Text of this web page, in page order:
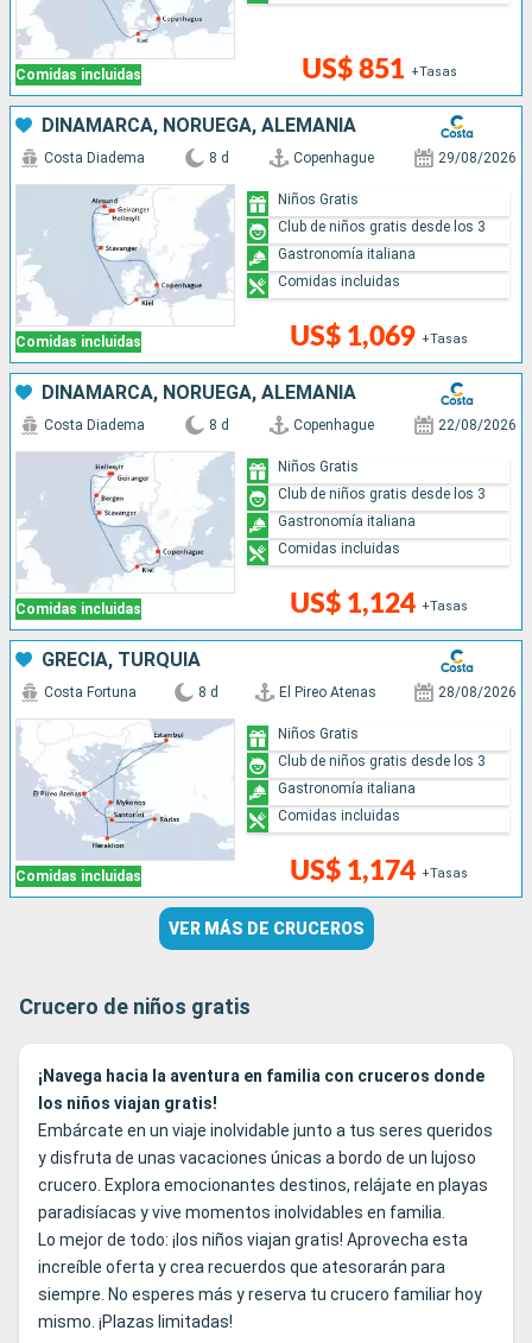
Comidas incluidas US$ 851 +Tasas
DINAMARCA, NORUEGA, ALEMANIA
Comidas incluidas
Costa Diadema 8 d Copenhague 29/08/2026
US$ 1,069 +Tasas
Niños Gratis
Club de niños gratis desde los 3
Gastronomía italiana
Comidas incluidas
DINAMARCA, NORUEGA, ALEMANIA
Comidas incluidas
Costa Diadema 8 d Copenhague 22/08/2026
US$ 1,124 +Tasas
Niños Gratis
Club de niños gratis desde los 3
Gastronomía italiana
Comidas incluidas
GRECIA, TURQUÍA
Comidas incluidas
Costa Fortuna 8 d El Pireo Atenas 28/08/2026
US$ 1,174 +Tasas
Niños Gratis
Club de niños gratis desde los 3
Gastronomía italiana
Comidas incluidas
VER MÁS DE CRUCEROS
Crucero de niños gratis
¡Navega hacia la aventura en familia con cruceros donde
los niños viajan gratis!
Embárcate en un viaje inolvidable junto a tus seres queridos
y disfruta de unas vacaciones únicas a bordo de un lujoso
crucero. Explora emocionantes destinos, relájate en playas
paradisíacas y vive momentos inolvidables en familia.
Lo mejor de todo: ¡los niños viajan gratis! Aprovecha esta
increíble oferta y crea recuerdos que atesorarán para
siempre. No esperes más y reserva tu crucero familiar hoy
mismo. ¡Plazas limitadas!